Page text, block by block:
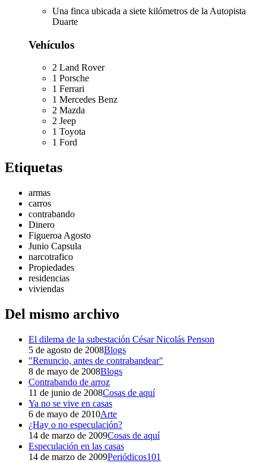
Una finca ubicada a siete kilómetros de la Autopista
Duarte
Vehículos
2 Land Rover
1 Porsche
1 Ferrari
1 Mercedes Benz
2 Mazda
2 Jeep
1 Toyota
1 Ford
Etiquetas
armas
carros
contrabando
Dinero
Figueroa Agosto
Junio Capsula
narcotrafico
Propiedades
residencias
viviendas
Del mismo archivo
El dilema de la subestación César Nicolás Penson
5 de agosto de 2008Blogs
"Renuncio, antes de contrabandear"
8 de mayo de 2008Blogs
Contrabando de arroz
11 de junio de 2008Cosas de aquí
Ya no se vive en casas
6 de mayo de 2010Arte
¿Hay o no especulación?
14 de marzo de 2009Cosas de aquí
Especulación en las casas
14 de marzo de 2009Periódicos101